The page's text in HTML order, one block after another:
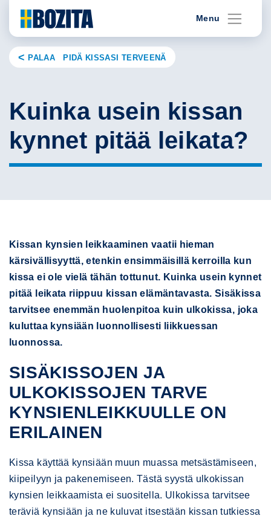
content
Menu
PALAA PIDÄ KISSASI TERVEENÄ
Kuinka usein kissan
kynnet pitää leikata?
Kissan kynsien leikkaaminen vaatii hieman
kärsivällisyyttä, etenkin ensimmäisillä kerroilla kun
kissa ei ole vielä tähän tottunut. Kuinka usein kynnet
pitää leikata riippuu kissan elämäntavasta. Sisäkissa
tarvitsee enemmän huolenpitoa kuin ulkokissa, joka
kuluttaa kynsiään luonnollisesti liikkuessan
luonnossa.
SISÄKISSOJEN JA
ULKOKISSOJEN TARVE
KYNSIENLEIKKUULLE ON
ERILAINEN
Kissa käyttää kynsiään muun muassa metsästämiseen,
kiipeilyyn ja pakenemiseen. Tästä syystä ulkokissan
kynsien leikkaamista ei suositella. Ulkokissa tarvitsee
teräviä kynsiään ja ne kuluvat itsestään kissan tutkiessa